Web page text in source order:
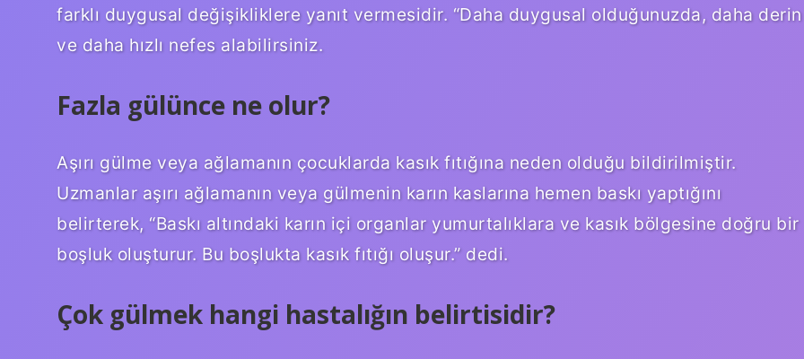
farklı duygusal değişikliklere yanıt vermesidir. “Daha duygusal olduğunuzda, daha derin
ve daha hızlı nefes alabilirsiniz.
Fazla gülünce ne olur?
Aşırı gülme veya ağlamanın çocuklarda kasık fıtığına neden olduğu bildirilmiştir.
Uzmanlar aşırı ağlamanın veya gülmenin karın kaslarına hemen baskı yaptığını
belirterek, “Baskı altındaki karın içi organlar yumurtalıklara ve kasık bölgesine doğru bir
boşluk oluşturur. Bu boşlukta kasık fıtığı oluşur.” dedi.
Çok gülmek hangi hastalığın belirtisidir?